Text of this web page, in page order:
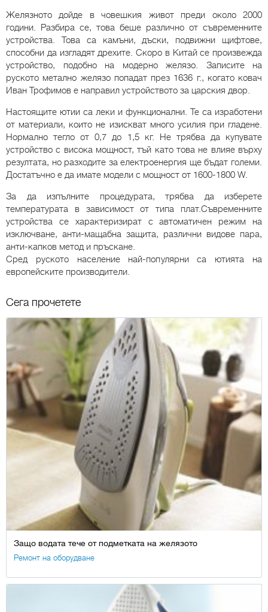
Желязното дойде в човешкия живот преди около 2000
години. Разбира се, това беше различно от съвременните
устройства. Това са камъни, дъски, подвижни щифтове,
способни да изгладят дрехите. Скоро в Китай се произвежда
устройство, подобно на модерно желязо. Записите на
руското метално желязо попадат през 1636 г., когато ковач
Иван Трофимов е направил устройството за царския двор.
Настоящите ютии са леки и функционални. Те са изработени
от материали, които не изискват много усилия при гладене.
Нормално тегло от 0,7 до 1,5 кг. Не трябва да купувате
устройство с висока мощност, тъй като това не влияе върху
резултата, но разходите за електроенергия ще бъдат големи.
Достатъчно е да имате модели с мощност от 1600-1800 W.
За да изпълните процедурата, трябва да изберете
температурата в зависимост от типа плат.Съвременните
устройства се характеризират с автоматичен режим на
изключване, анти-мащабна защита, различни видове пара,
анти-капков метод и пръскане.
Сред руското население най-популярни са ютията на
европейските производители.
Сега прочетете
Защо водата тече от подметката на желязото
Ремонт на оборудване